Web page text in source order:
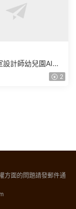
設計師幼兒園AI軟
【畫質不錯有素
2
方面的問題請發郵件通